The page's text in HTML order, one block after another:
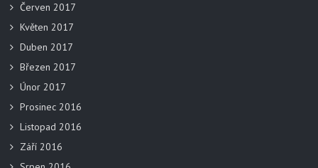
Červen 2017
Květen 2017
Duben 2017
Březen 2017
Únor 2017
Prosinec 2016
Listopad 2016
Září 2016